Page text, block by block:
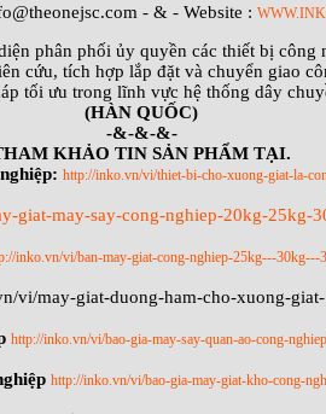
- & - Website :
phân phối ủy quyền các thiết bị công
cứu, tích hợp lắp đặt và chuyển giao
tối ưu trong lĩnh vực hệ thống dây
(HÀN QUỐC)
-&-&-&-
KHẢO TIN SẢN PHẨM TẠI.
http://inko.vn/vi/thiet-bi-cho-xuong-giat-la-
giat-may-say-cong-nghiep-20kg-
inko.vn/vi/ban-may-giat-cong-nghiep-25kg---
vi/may-giat-duong-ham-cho-xuong-
http://inko.vn/vi/bao-gia-may-say-quan-ao-cong-
http://inko.vn/vi/bao-gia-may-giat-kho-cong-